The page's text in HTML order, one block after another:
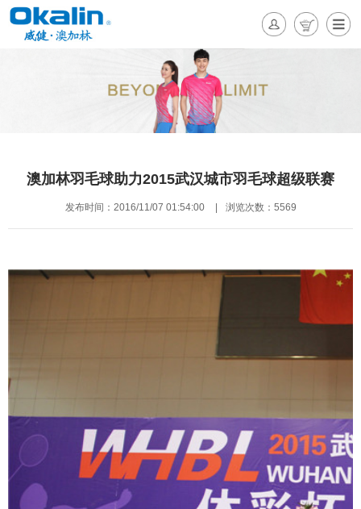
澳加林羽毛球助力2015武汉城市羽毛球超级联赛
发布时间：2016/11/07 01:54:00 浏览次数：5569